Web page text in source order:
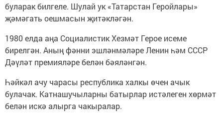
буларак билгеле. Шулай ук «Татарстан Геройлары»
җәмәгать оешмасын җитәкләгән.
1980 елда аңа Социалистик Хезмәт Герое исеме
бирелгән. Аның фәнни эшләнмәләре Ленин һәм СССР
Дәүләт премияләре белән бәяләнгән.
Һәйкәл ачу чарасы республика халкы өчен ачык
булачак. Катнашучыларны батырлар истәлеген хөрмәт
белән искә алырга чакыралар.